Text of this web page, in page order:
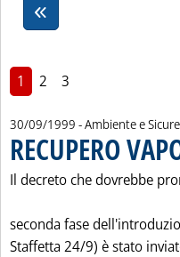
1 2 3
30/09/1999 - Ambiente e
RECUPERO
Il decreto che dovrebbe
seconda fase
Staffetta 24/9) è stato